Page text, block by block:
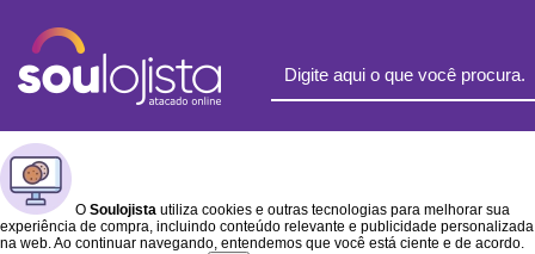
O Soulojista utiliza cookies e outras tecnologias para melhorar sua
experiência de compra, incluindo conteúdo relevante e publicidade personalizada
na web. Ao continuar navegando, entendemos que você está ciente e de acordo.